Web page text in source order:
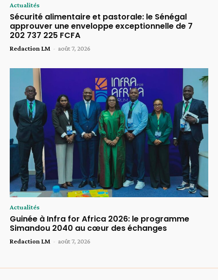
Actualités
Sécurité alimentaire et pastorale: le Sénégal
approuver une enveloppe exceptionnelle de 7
202 737 225 FCFA
Redaction LM - août 7, 2026
Actualités
Guinée à Infra for Africa 2026: le programme
Simandou 2040 au cœur des échanges
Redaction LM - août 7, 2026